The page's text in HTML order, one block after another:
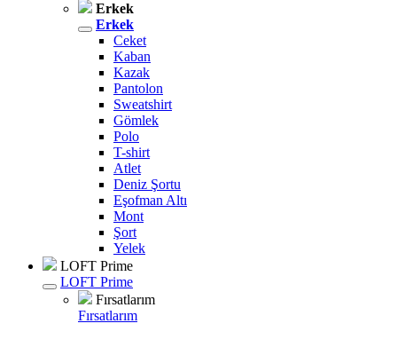
Erkek
Erkek
Ceket
Kaban
Kazak
Pantolon
Sweatshirt
Gömlek
Polo
T-shirt
Atlet
Deniz Şortu
Eşofman Altı
Mont
Şort
Yelek
LOFT Prime
LOFT Prime
Fırsatlarım
Fırsatlarım